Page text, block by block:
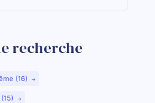
recherche
(16)